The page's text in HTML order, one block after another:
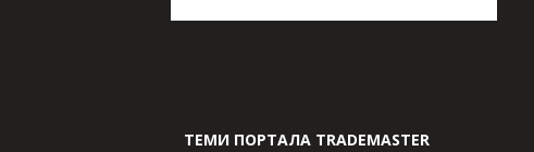
ТЕМИ ПОРТАЛА TRADEMASTER